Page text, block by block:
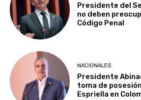
Presidente del
no deben
Código Penal
NACIONALES
Presidente
toma de
Espriella en